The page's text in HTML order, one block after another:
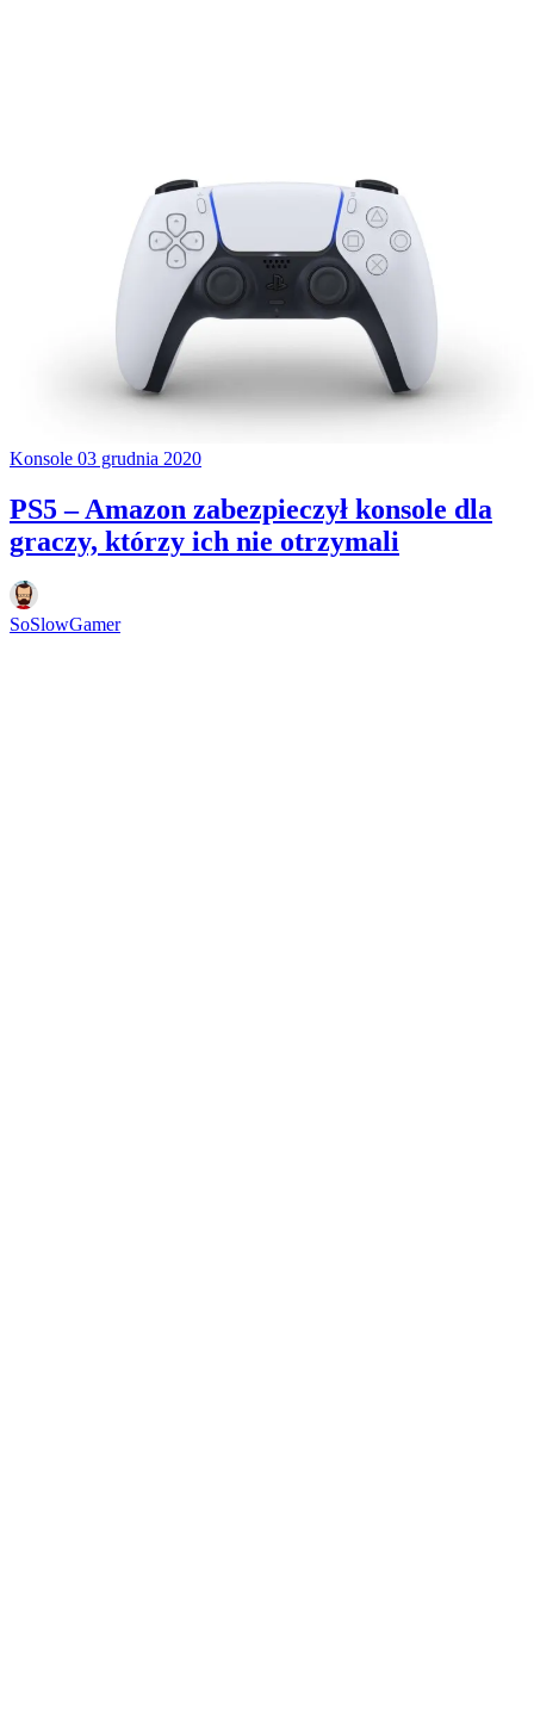
Konsole 03 grudnia 2020
PS5 – Amazon zabezpieczył konsole dla
graczy, którzy ich nie otrzymali
SoSlowGamer